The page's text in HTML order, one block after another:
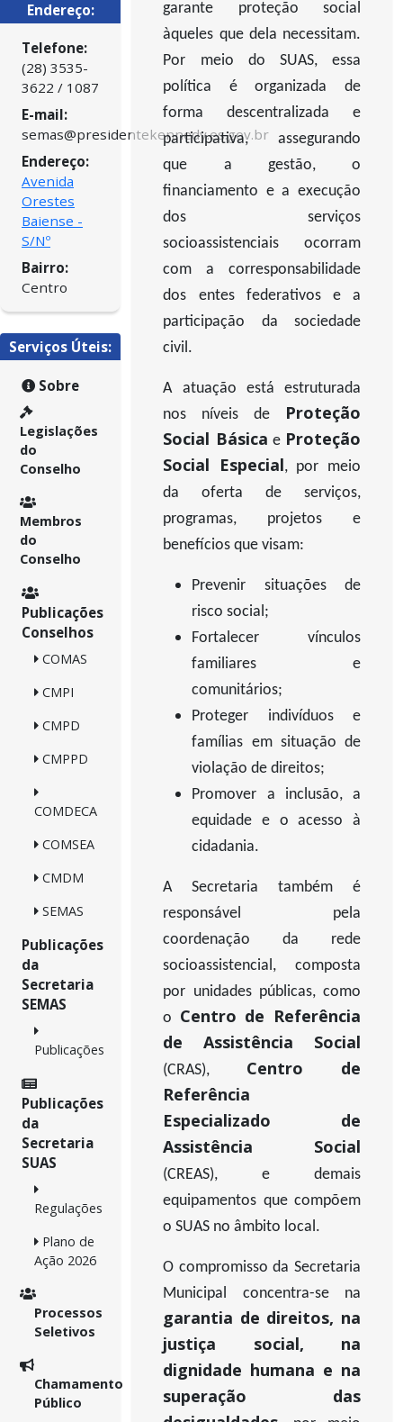
Endereço:
Telefone:
(28) 3535-
3622 / 1087
E-mail:
semas@presidentekennedy.es.gov.br
Endereço:
Avenida
Orestes
Baiense -
S/Nº
Bairro:
Centro
Serviços Úteis:
Sobre
Legislações
do
Conselho
Membros
do
Conselho
Publicações
Conselhos
COMAS
CMPI
CMPD
CMPPD
COMDECA
COMSEA
CMDM
SEMAS
Publicações
da
Secretaria
SEMAS
Publicações
Publicações
da
Secretaria
SUAS
Regulações
Plano de
Ação 2026
Processos
Seletivos
Chamamento
Público
garante proteção social
àqueles que dela necessitam.
Por meio do SUAS, essa
política é organizada de
forma descentralizada e
participativa, assegurando
que a gestão, o
financiamento e a execução
dos serviços
socioassistenciais ocorram
com a corresponsabilidade
dos entes federativos e a
participação da sociedade
civil.
A atuação está estruturada
nos níveis de
Proteção
Social Básica e Proteção
Social Especial, por meio
da oferta de serviços,
programas, projetos e
benefícios que visam:
Prevenir situações de
risco social;
Fortalecer vínculos
familiares e
comunitários;
Proteger indivíduos e
famílias em situação de
violação de direitos;
Promover a inclusão, a
equidade e o acesso à
cidadania.
A Secretaria também é
responsável pela
coordenação da rede
socioassistencial, composta
por unidades públicas, como
o Centro de Referência
de Assistência Social
(CRAS), Centro de
Referência
Especializado de
Assistência Social
(CREAS), e demais
equipamentos que compõem
o SUAS no âmbito local.
O compromisso da Secretaria
Municipal concentra-se na
garantia de direitos, na
justiça social, na
dignidade humana e na
superação das